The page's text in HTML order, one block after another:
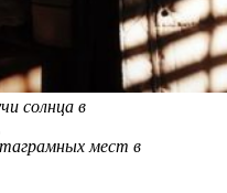
солнца в
мест в